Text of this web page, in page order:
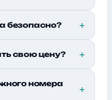
безопасно?
свою цену?
номера